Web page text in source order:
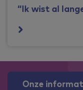
“Ik wist al
Onze